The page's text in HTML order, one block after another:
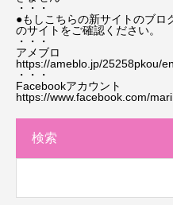
・・・
●もしこちらの新サイトのブロ
のサイトをご確認ください。
・・・
アメブロ
https://ameblo.jp/25258pkou/
・・・
Facebookアカウント
https://www.facebook.com/
検索